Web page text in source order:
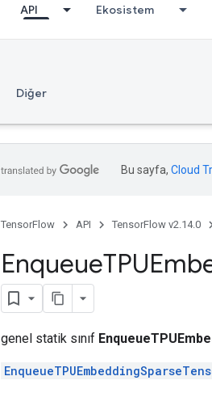
API Ekosistem
Diğer
Bu sayfa, Cloud
TensorFlow API TensorFlow v2.14.0
Enqueue
genel statik sınıf